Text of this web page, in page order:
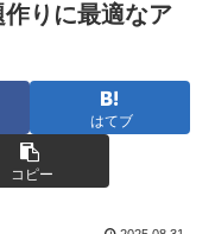
りに最適なア
はてブ
コピー